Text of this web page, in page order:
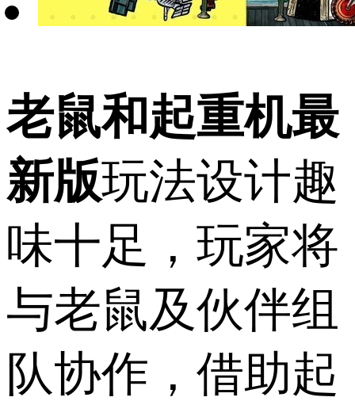
老鼠和起重机最
新版玩法设计趣
味十足，玩家将
与老鼠及伙伴组
队协作，借助起